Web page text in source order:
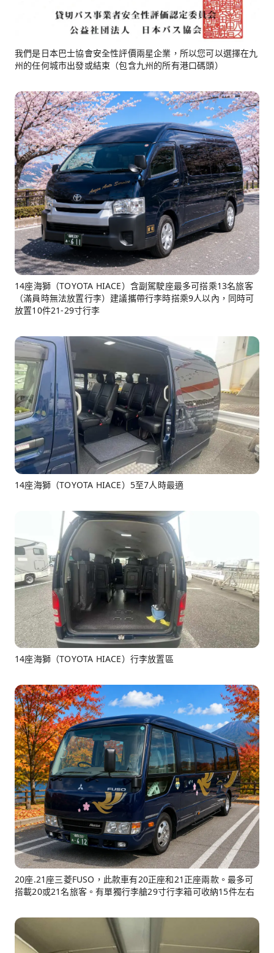
我們是日本巴士協會安全性評價兩星企業，所以您可以選擇在九
州的任何城市出發或結束（包含九州的所有港口碼頭）
14座海獅（TOYOTA HIACE）含副駕駛座最多可搭乘13名旅客
（滿員時無法放置行李）建議攜帶行李時搭乘9人以內，同時可
放置10件21-29寸行李
14座海獅（TOYOTA HIACE）5至7人時最適
14座海獅（TOYOTA HIACE）行李放置區
20座.21座三菱FUSO，此款車有20正座和21正座兩款。最多可
搭載20或21名旅客。有單獨行李艙29寸行李箱可收納15件左右